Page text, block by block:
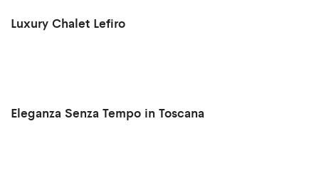
Luxury Chalet Lefiro
Eleganza Senza Tempo in Toscana